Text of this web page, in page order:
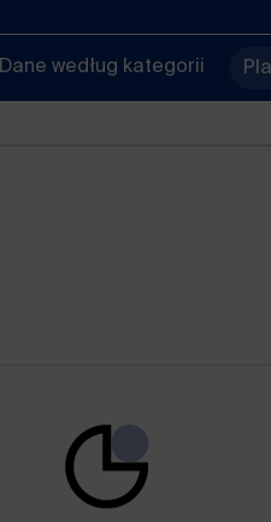
Dane według kategorii